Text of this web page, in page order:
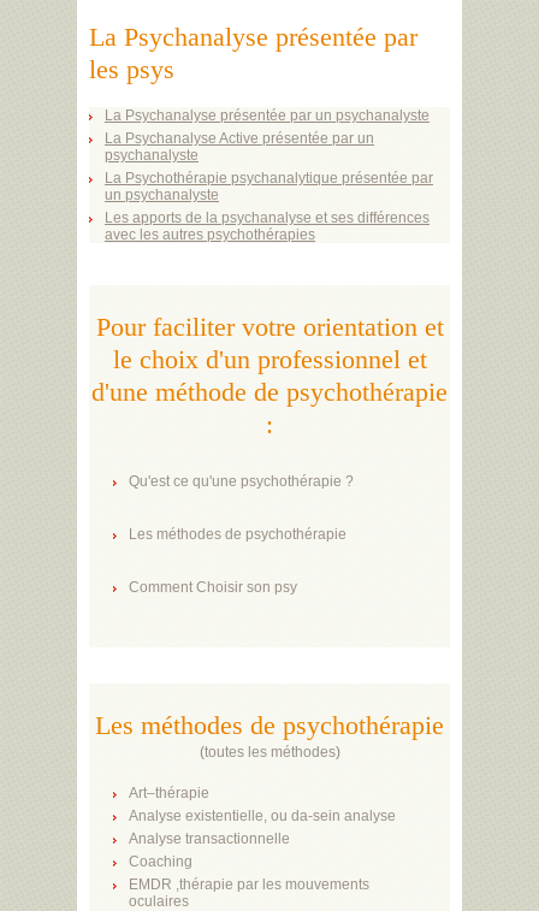
La Psychanalyse présentée par
les psys
La Psychanalyse présentée par un psychanalyste
La Psychanalyse Active présentée par un
psychanalyste
La Psychothérapie psychanalytique présentée par
un psychanalyste
Les apports de la psychanalyse et ses différences
avec les autres psychothérapies
Pour faciliter votre orientation et
le choix d'un professionnel et
d'une méthode de psychothérapie
:
Qu'est ce qu'une psychothérapie ?
Les méthodes de psychothérapie
Comment Choisir son psy
Les méthodes de psychothérapie
(toutes les méthodes)
Art–thérapie
Analyse existentielle, ou da-sein analyse
Analyse transactionnelle
Coaching
EMDR ,thérapie par les mouvements
oculaires